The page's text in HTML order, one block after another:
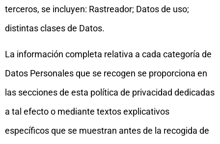
terceros, se incluyen: Rastreador; Datos de uso;
distintas clases de Datos.
La información completa relativa a cada categoría de
Datos Personales que se recogen se proporciona en
las secciones de esta política de privacidad dedicadas
a tal efecto o mediante textos explicativos
específicos que se muestran antes de la recogida de